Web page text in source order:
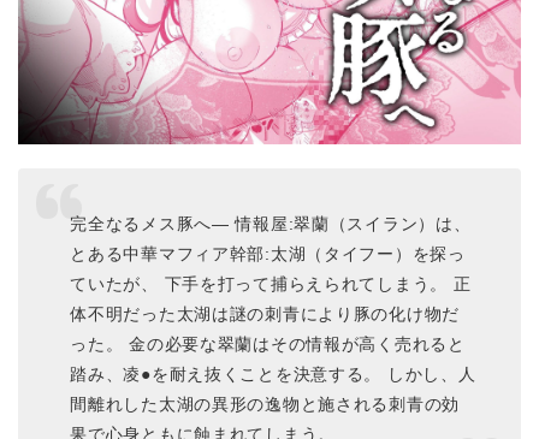
完全なるメス豚へ― 情報屋:翠蘭（スイラン）は、
とある中華マフィア幹部:太湖（タイフー）を探っ
ていたが、 下手を打って捕らえられてしまう。 正
体不明だった太湖は謎の刺青により豚の化け物だ
った。 金の必要な翠蘭はその情報が高く売れると
踏み、凌●を耐え抜くことを決意する。 しかし、人
間離れした太湖の異形の逸物と施される刺青の効
果で心身ともに蝕まれてしまう。 …